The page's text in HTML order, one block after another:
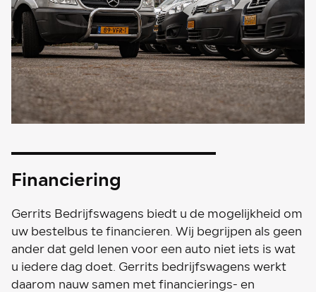
Financiering
Gerrits Bedrijfswagens biedt u de mogelijkheid om
uw bestelbus te financieren. Wij begrijpen als geen
ander dat geld lenen voor een auto niet iets is wat
u iedere dag doet. Gerrits bedrijfswagens werkt
daarom nauw samen met financierings- en